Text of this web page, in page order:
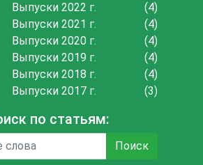
Выпуски 2022 г.
(4)
Выпуски 2021 г.
(4)
Выпуски 2020 г.
(4)
Выпуски 2019 г.
(4)
Выпуски 2018 г.
(4)
Выпуски 2017 г.
(3)
по статьям:
Поиск